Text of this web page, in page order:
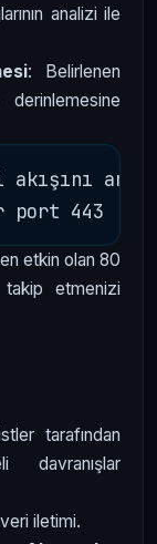
analizi ile
: Belirlenen
etkin olan 80
etmenizi
tarafından
davranışlar
iletimi.